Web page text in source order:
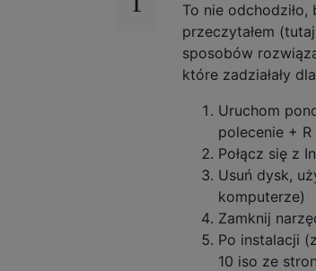
To nie
przeczytałem
sposobów
które zadziałały
Uruchom
polecenie +
Połącz się z
Usuń dysk,
komputerze)
Zamknij
Po instalacji
10 iso ze